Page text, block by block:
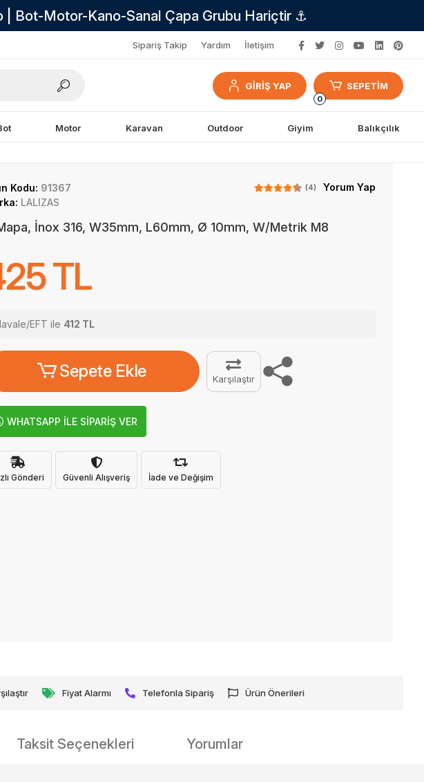
| Bot-Motor-Kano-Sanal Çapa Grubu Hariçtir ⚓
Sipariş Takip Yardım İletişim
GİRİŞ YAP
0
SEPETİM
Motor Karavan Outdoor Giyim Balıkçılık
Kodu: 91367 (4)
Yorum Yap
LALIZAS
İnox 316, W35mm, L60mm, Ø 10mm, W/Metrik M8
TL
EFT ile 412 TL
Sepete Ekle Karşılaştır
WHATSAPP İLE SİPARİŞ VER
Gönderi Güvenli Alışveriş İade ve Değişim
Fiyat Alarmı Telefonla Sipariş Ürün Önerileri
Taksit Seçenekleri Yorumlar